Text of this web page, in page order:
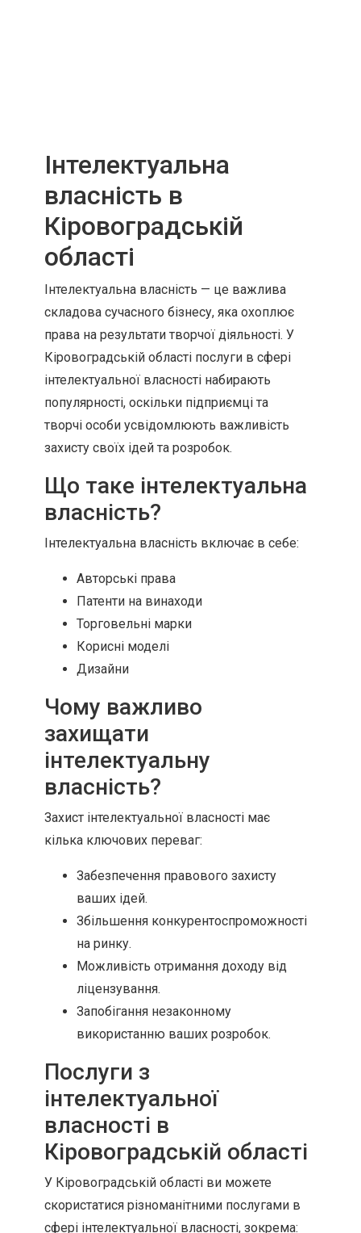
Інтелектуальна
власність в
Кіровоградській
області
Інтелектуальна власність — це важлива
складова сучасного бізнесу, яка охоплює
права на результати творчої діяльності. У
Кіровоградській області послуги в сфері
інтелектуальної власності набирають
популярності, оскільки підприємці та
творчі особи усвідомлюють важливість
захисту своїх ідей та розробок.
Що таке інтелектуальна
власність?
Інтелектуальна власність включає в себе:
Авторські права
Патенти на винаходи
Торговельні марки
Корисні моделі
Дизайни
Чому важливо
захищати
інтелектуальну
власність?
Захист інтелектуальної власності має
кілька ключових переваг:
Забезпечення правового захисту
ваших ідей.
Збільшення конкурентоспроможності
на ринку.
Можливість отримання доходу від
ліцензування.
Запобігання незаконному
використанню ваших розробок.
Послуги з
інтелектуальної
власності в
Кіровоградській області
У Кіровоградській області ви можете
скористатися різноманітними послугами в
сфері інтелектуальної власності, зокрема: